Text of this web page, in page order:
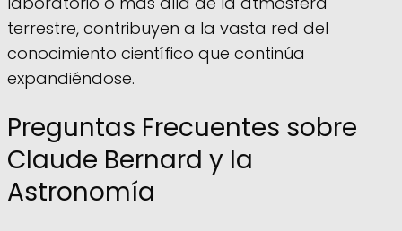
terrestre, contribuyen a la vasta red del
conocimiento científico que continúa
expandiéndose.
Preguntas Frecuentes sobre
Claude Bernard y la
Astronomía